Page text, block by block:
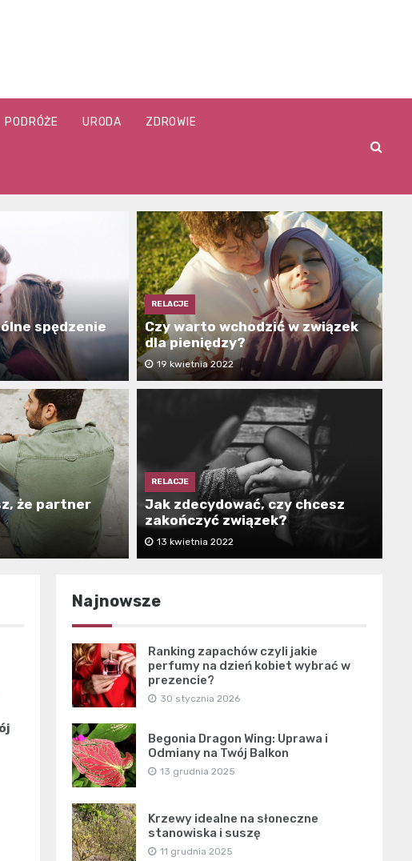
PODRÓŻE URODA ZDROWIE
spędzenie
RELACJE
Czy warto wchodzić w związek
dla pieniędzy?
19 kwietnia 2022
że partner
RELACJE
Jak zdecydować, czy chcesz
zakończyć związek?
13 kwietnia 2022
Najnowsze
Ranking zapachów czyli jakie
perfumy na dzień kobiet wybrać w
prezencie?
30 stycznia 2026
Begonia Dragon Wing: Uprawa i
Odmiany na Twój Balkon
13 grudnia 2025
Krzewy idealne na słoneczne
stanowiska i suszę
11 grudnia 2025